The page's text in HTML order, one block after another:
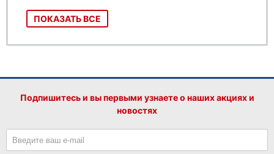
ПОКАЗАТЬ ВСЕ
Подпишитесь и вы первыми узнаете о наших акциях и
новостях